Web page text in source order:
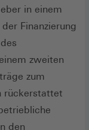
in einem
Finanzierung
zweiten
zum
rückerstattet
den